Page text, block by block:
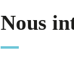
Nous